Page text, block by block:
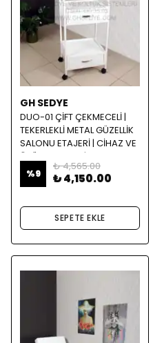
GH SEDYE
DUO-01 ÇİFT ÇEKMECELİ |
TEKERLEKLİ METAL GÜZELLİK
SALONU ETAJERİ | CİHAZ VE
ÜRÜN SEHPASI | BEYAZ
%9
₺ 4,565.00
₺ 4,150.00
SEPETE EKLE